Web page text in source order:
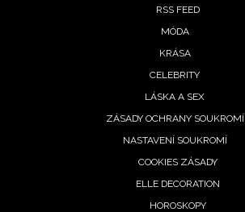
vyhodnocení akce a zasílání novinek.
informace od našich partnerů? Pokud
zpracováním údajů k tomuto účelu
soukromí BurdaMedia Extra s.r.o.
RSS FEED
MÓDA
KRÁSA
CELEBRITY
LÁSKA A SEX
ZÁSADY OCHRANY SOUKROMÍ
NASTAVENÍ SOUKROMÍ
COOKIES ZÁSADY
ELLE DECORATION
HOROSKOPY